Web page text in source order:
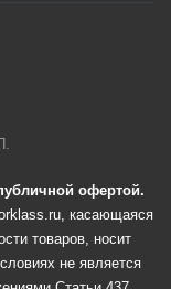
офертой.
касающаяся
товаров, носит
не является